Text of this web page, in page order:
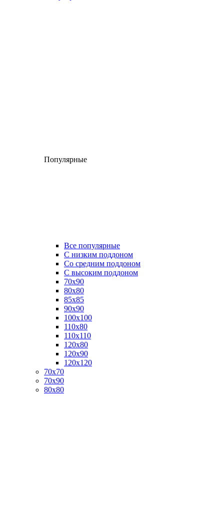
Популярные
Все популярные
C низким поддоном
Со средним поддоном
С высоким поддоном
70х90
80х80
85х85
90х90
100х100
110х80
110х110
120х80
120х90
120х120
70х70
70х90
80х80